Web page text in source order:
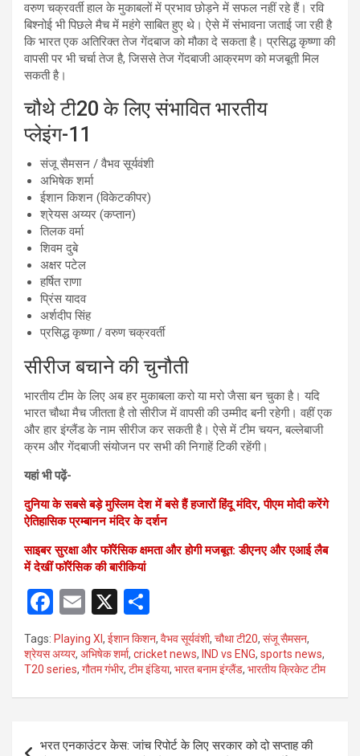
वरुण चक्रवर्ती हाल के मुकाबलों में प्रभाव छोड़ने में सफल नहीं रहे हैं। रवि
बिश्नोई भी पिछले मैच में महंगे साबित हुए थे। ऐसे में संभावना जताई जा रही है
कि भारत एक अतिरिक्त तेज गेंदबाज को मौका दे सकता है। प्रसिद्ध कृष्णा की
वापसी पर भी चर्चा तेज है, जिससे तेज गेंदबाजी आक्रमण को मजबूती मिल
सकती है।
चौथे टी20 के लिए संभावित भारतीय
प्लेइंग-11
संजू सैमसन / वैभव सूर्यवंशी
अभिषेक शर्मा
ईशान किशन (विकेटकीपर)
श्रेयस अय्यर (कप्तान)
तिलक वर्मा
शिवम दुबे
अक्षर पटेल
हर्षित राणा
प्रिंस यादव
अर्शदीप सिंह
प्रसिद्ध कृष्णा / वरुण चक्रवर्ती
सीरीज बचाने की चुनौती
भारतीय टीम के लिए अब हर मुकाबला करो या मरो जैसा बन चुका है। यदि
भारत चौथा मैच जीतता है तो सीरीज में वापसी की उम्मीद बनी रहेगी। वहीं एक
और हार इंग्लैंड के नाम सीरीज कर सकती है। ऐसे में टीम चयन, बल्लेबाजी
क्रम और गेंदबाजी संयोजन पर सभी की निगाहें टिकी रहेंगी।
यहां भी पढ़ें-
दुनिया के सबसे बड़े मुस्लिम देश में बसे हैं हजारों हिंदू मंदिर, पीएम मोदी करेंगे
ऐतिहासिक प्रम्बानन मंदिर के दर्शन
साइबर सुरक्षा और फॉरेंसिक क्षमता और होगी मजबूत: डीएनए और एआई लैब
में देखीं फॉरेंसिक की बारीकियां
F
a
ce
b
o
E
m
ail
X
h
ar
e
Tags: Playing XI, ईशान किशन, वैभव सूर्यवंशी, चौथा टी20, संजू सैमसन,
श्रेयस अय्यर, अभिषेक शर्मा, cricket news, IND vs ENG, sports news,
T20 series, गौतम गंभीर, टीम इंडिया, भारत बनाम इंग्लैंड, भारतीय क्रिकेट टीम
भरत एनकाउंटर केस: जांच रिपोर्ट के लिए सरकार को दो सप्ताह की